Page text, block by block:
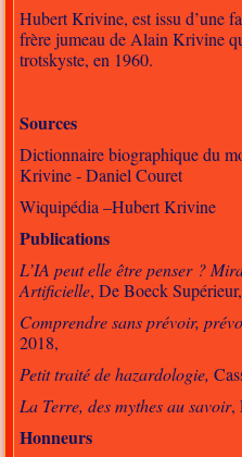
Hubert Krivine, est issu d’une
frère jumeau de Alain Krivine
trotskyste, en 1960.
Sources
Dictionnaire biographique du
Krivine- Daniel Couret
Wiquipédia –Hubert Krivine
Publications
L’IA peut elle être penser ?
Artificielle, De Boeck
Comprendre sans prévoir,
2018,
Petit traité de hazardologie,
La Terre, des mythes au savoir,
Honneurs